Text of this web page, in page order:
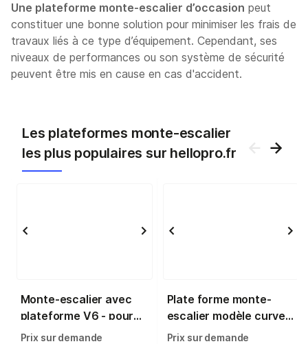
Une plateforme monte-escalier d’occasion peut
constituer une bonne solution pour minimiser les frais de
travaux liés à ce type d’équipement. Cependant, ses
niveaux de performances ou son système de sécurité
peuvent être mis en cause en cas d'accident.
Les plateformes monte-escalier
les plus populaires sur hellopro.fr
Monte-escalier avec
plateforme V6 - pour
escaliers droits -
Prix sur demande
Plate forme monte-
escalier modèle curve
v6s
Prix sur demande